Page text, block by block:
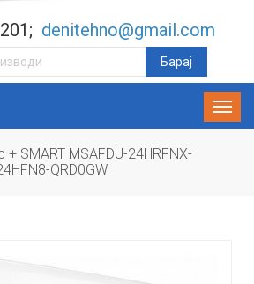
denitehno@gmail.com
+ SMART MSAFDU-24HRFNX-
QRD0GW